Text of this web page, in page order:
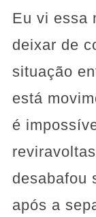
Eu vi essa
deixar de
situação
está
é
desabafou
após a